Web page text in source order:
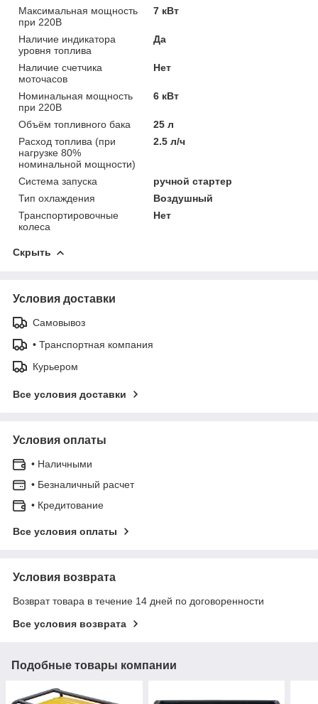
Максимальная мощность
при 220В
7 кВт
Наличие индикатора
уровня топлива
Да
Наличие счетчика
моточасов
Нет
Номинальная мощность
при 220В
6 кВт
Объём топливного бака
25 л
Расход топлива (при
нагрузке 80%
номинальной мощности)
2.5 л/ч
Система запуска
ручной стартер
Тип охлаждения
Воздушный
Транспортировочные
колеса
Нет
Скрыть
Условия доставки
Самовывоз
• Транспортная компания
Курьером
Все условия доставки
Условия оплаты
• Наличными
• Безналичный расчет
• Кредитование
Все условия оплаты
Условия возврата
Возврат товара в течение 14 дней по договоренности
Все условия возврата
Подобные товары компании